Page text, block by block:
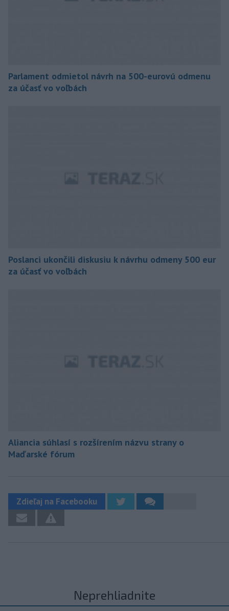
Parlament odmietol návrh na 500-eurovú odmenu
za účasť vo voľbách
Poslanci ukončili diskusiu k návrhu odmeny 500 eur
za účasť vo voľbách
Aliancia súhlasí s rozšírením názvu strany o
Maďarské fórum
Zdieľaj na Facebooku
Neprehliadnite